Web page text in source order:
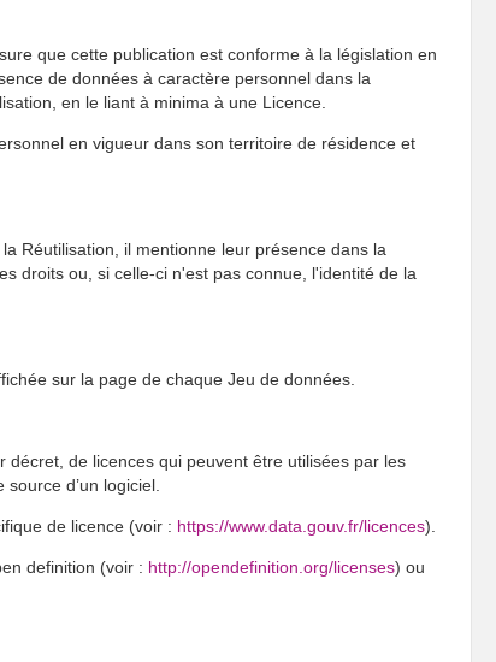
que cette publication est conforme à la législation en
de données à caractère personnel dans la
en le liant à minima à une Licence.
en vigueur dans son territoire de résidence et
Réutilisation, il mentionne leur présence dans la
droits ou, si celle-ci n'est pas connue, l'identité de la
sur la page de chaque Jeu de données.
décret, de licences qui peuvent être utilisées par les
d’un logiciel.
de licence (voir : https://www.data.gouv.fr/licences).
definition (voir : http://opendefinition.org/licenses) ou